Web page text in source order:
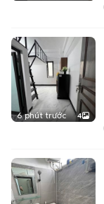
6 phút trước 4